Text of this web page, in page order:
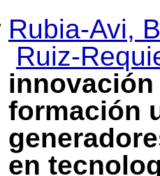
Rubia-Avi,
Ruiz-
formación
en